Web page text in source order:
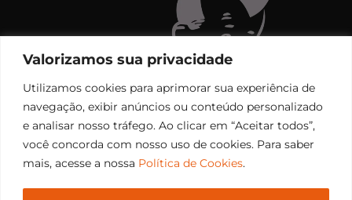
Valorizamos sua privacidade
Utilizamos cookies para aprimorar sua experiência de
navegação, exibir anúncios ou conteúdo personalizado
e analisar nosso tráfego. Ao clicar em “Aceitar todos”,
você concorda com nosso uso de cookies. Para saber
mais, acesse a nossa Política de Cookies.